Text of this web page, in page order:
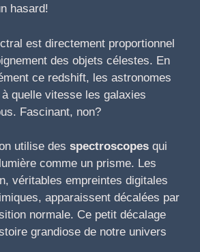
hasard!
est directement proportionnel
des objets célestes. En
ce redshift, les astronomes
quelle vitesse les galaxies
Fascinant, non?
utilise des spectroscopes qui
comme un prisme. Les
véritables empreintes digitales
apparaissent décalées par
normale. Ce petit décalage
grandiose de notre univers